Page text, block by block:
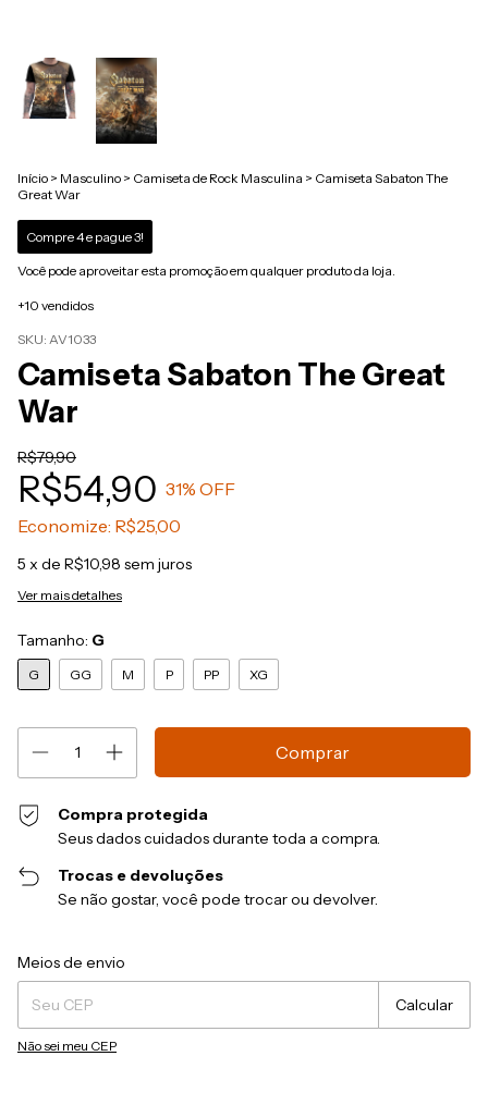
Início > Masculino > Camiseta de Rock Masculina > Camiseta Sabaton The
Great War
Compre 4 e pague 3!
Você pode aproveitar esta promoção em qualquer produto da loja.
+10 vendidos
SKU: AV1033
Camiseta Sabaton The Great
War
R$79,90
R$54,90 31% OFF
Economize: R$25,00
5 x de R$10,98 sem juros
Ver mais detalhes
Tamanho: G
G GG M P PP XG
Compra protegida
Seus dados cuidados durante toda a compra.
Trocas e devoluções
Se não gostar, você pode trocar ou devolver.
Entregas para o CEP:
Meios de envio
Calcular
Não sei meu CEP